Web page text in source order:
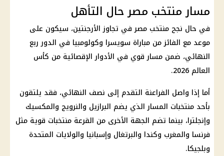
مسار منتخب مصر حال التأهل
في حال نجح منتخب مصرفي تجاوز الأرجنتين، سيكون على
موعد مع الفائز من مباراة سويسرا وكولومبيا في الدور ربع
النهائي، ضمن مسار قوي في الأدوار الإقصائية من كأس
العالم 2026
.
أما إذا واصل الفراعنة التقدم إلى نصف النهائي، فقد يلتقون
بأحد منتخبات المسار الذي يضم البرازيل والنرويج والمكسيك
وإنجلترا، بينما تضم الجهة الأخرى من القرعة منتخبات قوية مثل
فرنسا والمغرب وكندا والبرتغال وإسبانيا والولايات المتحدة
وبلجيكا.